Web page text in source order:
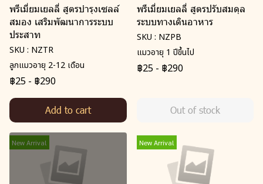
พรีเมี่ยมเยลลี่ สูตรบำรุงเซลล์
สมอง เสริมพัฒนาการระบบ
ประสาท
SKU : NZTR
ลูกแมวอายุ 2-12 เดือน
฿25 - ฿290
Add to cart
พรีเมี่ยมเยลลี่ สูตรปรับสมดุล
ระบบทางเดินอาหาร
SKU : NZPB
แมวอายุ 1 ปีขึ้นไป
฿25- ฿290
Out of stock
New Arrival New Arrival